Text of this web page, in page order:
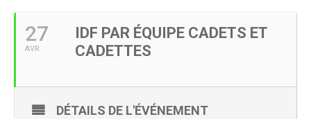
27
AVR
IDF PAR ÉQUIPE CADETS ET
CADETTES
DÉTAILS DE L'ÉVÉNEMENT